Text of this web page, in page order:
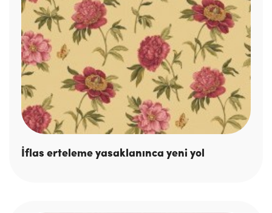
İflas erteleme yasaklanınca yeni yol